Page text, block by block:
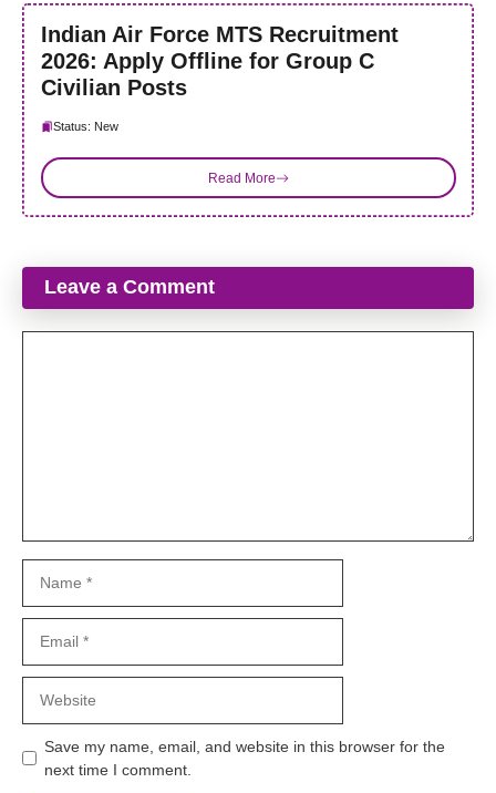
Indian Air Force MTS Recruitment
2026: Apply Offline for Group C
Civilian Posts
Status: New
Read More
Leave a Comment
Save my name, email, and website in this browser for the
next time I comment.